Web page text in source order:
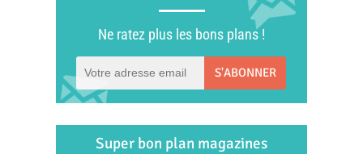
Ne ratez plus les bons plans !
S'ABONNER
Super bon plan magazines